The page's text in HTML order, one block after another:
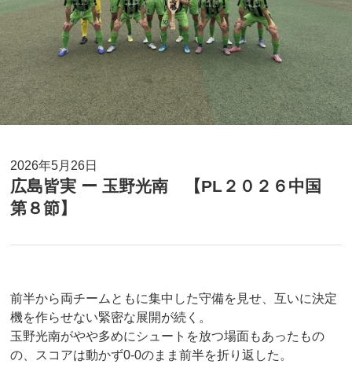
2026年5月26日
広島皆実 ー 玉野光南 【PL２０２６中国
第８節】
前半から両チームともに集中した守備を見せ、互いに決定
機を作らせない緊密な展開が続く。
玉野光南がやや多めにシュートを放つ場面もあったもの
の、スコアは動かず0-0のまま前半を折り返した。